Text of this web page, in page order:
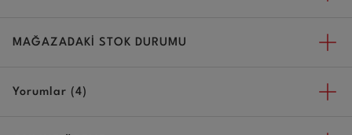
MAĞAZADAKİ STOK DURUMU
Yorumlar (4)